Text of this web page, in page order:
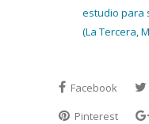
estudio para
(La Tercera,
Facebook
Pinterest